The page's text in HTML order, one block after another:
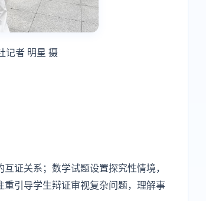
记者 明星 摄
证关系；数学试题设置探究性情境，
引导学生辩证审视复杂问题，理解事